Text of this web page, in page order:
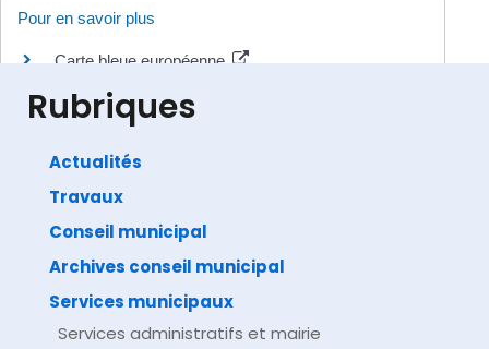
Pour en savoir plus
Carte bleue européenne
Direction de l'information légale et administrative
Rubriques
Actualités
Travaux
Conseil municipal
Archives conseil municipal
Services municipaux
Services administratifs et mairie